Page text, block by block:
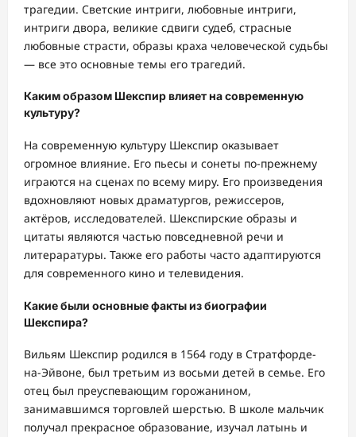
трагедии. Светские интриги, любовные интриги,
интриги двора, великие сдвиги судеб, страсные
любовные страсти, образы краха человеческой судьбы
— все это основные темы его трагедий.
Каким образом Шекспир влияет на современную
культуру?
На современную культуру Шекспир оказывает
огромное влияние. Его пьесы и сонеты по-прежнему
играются на сценах по всему миру. Его произведения
вдохновляют новых драматургов, режиссеров,
актёров, исследователей. Шекспирские образы и
цитаты являются частью повседневной речи и
литераратуры. Также его работы часто адаптируются
для современного кино и телевидения.
Какие были основные факты из биографии
Шекспира?
Вильям Шекспир родился в 1564 году в Стратфорде-
на-Эйвоне, был третьим из восьми детей в семье. Его
отец был преуспевающим горожанином,
занимавшимся торговлей шерстью. В школе мальчик
получал прекрасное образование, изучал латынь и